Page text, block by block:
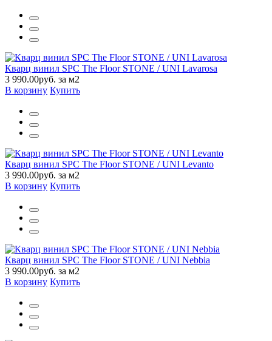
Кварц винил SPC The Floor STONE / UNI Lavarosa
3 990.00руб. за м2
В корзину Купить
Кварц винил SPC The Floor STONE / UNI Levanto
3 990.00руб. за м2
В корзину Купить
Кварц винил SPC The Floor STONE / UNI Nebbia
3 990.00руб. за м2
В корзину Купить